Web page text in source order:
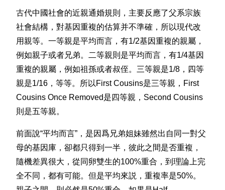
古代中國社會的近親通婚規則，主要反應了父系宗族
社會結構，對基因重複的估算并不準確，所以現代改
用親等。一等親是平均而言，有1/2基因重複的親屬，
例如親子或者兄弟。二等親則是平均而言，有1/4基因
重複的親屬，例如祖孫或者叔侄。三等親是1/8，四等
親是1/16，等等。所以First Cousins是三等親，First
Cousins Once Removed是四等親，Second Cousins
則是五等親。
前面說“平均而言”，是因爲兄弟姐妹雖然出自同一對父
母的基因庫，卻都只得到一半，彼此之間是否重複，
隨機差異很大，從同卵雙生的100%重合，到理論上完
全不同，都有可能。但是平均來説，重複率是50%。